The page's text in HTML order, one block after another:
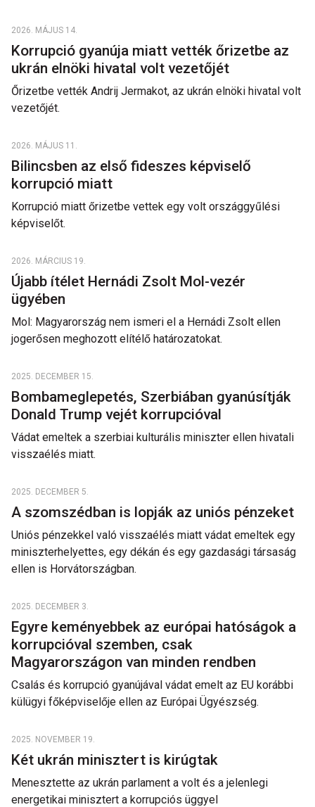
2026. MÁJUS 14.
Korrupció gyanúja miatt vették őrizetbe az
ukrán elnöki hivatal volt vezetőjét
Őrizetbe vették Andrij Jermakot, az ukrán elnöki hivatal volt
vezetőjét.
2026. MÁJUS 11.
Bilincsben az első fideszes képviselő
korrupció miatt
Korrupció miatt őrizetbe vettek egy volt országgyűlési
képviselőt.
2026. MÁRCIUS 19.
Újabb ítélet Hernádi Zsolt Mol-vezér
ügyében
Mol: Magyarország nem ismeri el a Hernádi Zsolt ellen
jogerősen meghozott elítélő határozatokat.
2025. DECEMBER 15.
Bombameglepetés, Szerbiában gyanúsítják
Donald Trump vejét korrupcióval
Vádat emeltek a szerbiai kulturális miniszter ellen hivatali
visszaélés miatt.
2025. DECEMBER 5.
A szomszédban is lopják az uniós pénzeket
Uniós pénzekkel való visszaélés miatt vádat emeltek egy
miniszterhelyettes, egy dékán és egy gazdasági társaság
ellen is Horvátországban.
2025. DECEMBER 3.
Egyre keményebbek az európai hatóságok a
korrupcióval szemben, csak
Magyarországon van minden rendben
Csalás és korrupció gyanújával vádat emelt az EU korábbi
külügyi főképviselője ellen az Európai Ügyészség.
2025. NOVEMBER 19.
Két ukrán minisztert is kirúgtak
Menesztette az ukrán parlament a volt és a jelenlegi
energetikai minisztert a korrupciós üggyel